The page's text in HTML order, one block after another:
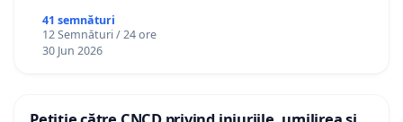
41 semnături
12 Semnături / 24 ore
30 Jun 2026